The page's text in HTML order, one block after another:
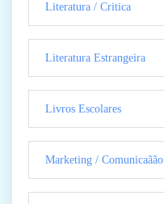
Literatura / Critica
Literatura Estrangeira
Livros Escolares
Marketing / Comunicaãão